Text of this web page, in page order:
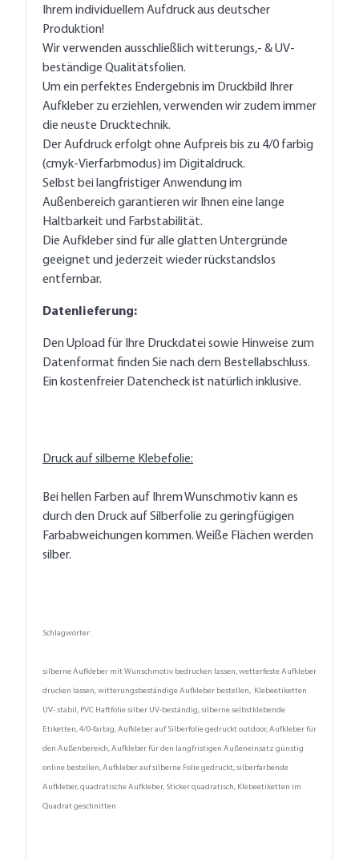
Ihrem individuellem Aufdruck aus deutscher
Produktion!
Wir verwenden ausschließlich witterungs,- & UV-
beständige Qualitätsfolien.
Um ein perfektes Endergebnis im Druckbild Ihrer
Aufkleber zu erziehlen, verwenden wir zudem immer
die neuste Drucktechnik.
Der Aufdruck erfolgt ohne Aufpreis bis zu 4/0 farbig
(cmyk-Vierfarbmodus) im Digitaldruck.
Selbst bei langfristiger Anwendung im
Außenbereich garantieren wir Ihnen eine lange
Haltbarkeit und Farbstabilität.
Die Aufkleber sind für alle glatten Untergründe
geeignet und jederzeit wieder rückstandslos
entfernbar.
Datenlieferung:
Den Upload für Ihre Druckdatei sowie Hinweise zum
Datenformat finden Sie nach dem Bestellabschluss.
Ein kostenfreier Datencheck ist natürlich inklusive.
Druck auf silberne Klebefolie:
Bei hellen Farben auf Ihrem Wunschmotiv kann es
durch den Druck auf Silberfolie zu geringfügigen
Farbabweichungen kommen. Weiße Flächen werden
silber.
Schlagwörter:
silberne Aufkleber mit Wunschmotiv bedrucken lassen, wetterfeste Aufkleber
drucken lassen, witterungsbeständige Aufkleber bestellen, Klebeetiketten
UV- stabil, PVC Haftfolie silber UV-beständig, silberne selbstklebende
Etiketten, 4/0-farbig, Aufkleber auf Silberfolie gedruckt outdoor, Aufkleber für
den Außenbereich, Aufkleber für den langfristigen Außeneinsatz günstig
online bestellen, Aufkleber auf silberne Folie gedruckt, silberfarbende
Aufkleber, quadratische Aufkleber, Sticker quadratisch, Klebeetiketten im
Quadrat geschnitten